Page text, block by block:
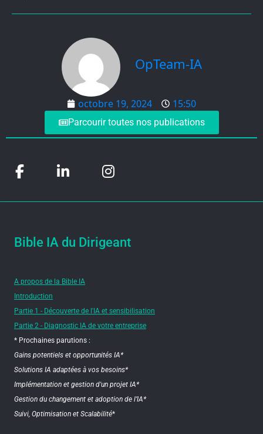
OpTeam-IA
octobre 19, 2024 15:50
Parcourir toutes nos publications
Bible IA du Dirigeant
A propos de la Bible IA
Introduction
Partie 1 - Découverte de l'IA et sensibilisation
Partie 2 - Diagnostic IA de votre entreprise
* Prochaines parutions :
Gains potentiels et opportunités IA*
Solutions IA adaptées à vos besoins*
Implémentation et gestion d'un projet IA*
Gestion du changement et adoption de l’IA*
Suivi, Optimisation et Scalabilité*